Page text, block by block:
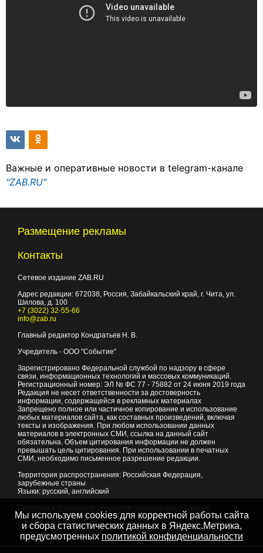
Важные и оперативные новости в telegram-канале
"ZAB.RU"
Размещение рекламы
Контакты
Сетевое издание ZAB.RU
Адрес редакции: 672038, Россия, Забайкальский край, г. Чита, ул.
Шилова, д. 100
+7 (3022) 32-55-66
info@zab.ru
Главный редактор Кондратьев Н. В.
Учредитель - ООО "Событие"
Зарегистрировано Федеральной службой по надзору в сфере
связи, информационных технологий и массовых коммуникаций.
Регистрационный номер: ЭЛ № ФС 77 - 75882 от 24 июня 2019 года
Редакция не несет ответственности за достоверность
информации, содержащейся в рекламных материалах
Запрещено полное или частичное копирование и использование
любых материалов сайта, как составных произведений, включая
тексты и изображения. При любом использовании данных
материалов в электронных СМИ, ссылка на данный сайт
обязательна. Объем цитирования информации не должен
превышать цель цитирования. При использовании в печатных
СМИ, необходимо письменное разрешение редакции.
Территория распространения: Российская Федерация,
зарубежные страны
Языки: русский, английский
© 2007 - 2026Портал Читы и Забайкальского края
Мы используем cookies для корректной работы сайта
и сбора статистических данных в Яндекс.Метрика,
предусмотренных политикой конфиденциальности